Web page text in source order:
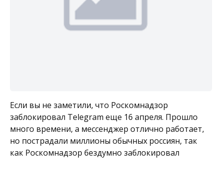
Если вы не заметили, что Роскомнадзор
заблокировал Telegram еще 16 апреля. Прошло
много времени, а мессенджер отлично работает,
но пострадали миллионы обычных россиян, так
как Роскомнадзор бездумно заблокировал